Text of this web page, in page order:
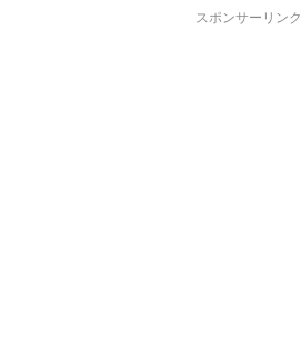
スポンサーリンク